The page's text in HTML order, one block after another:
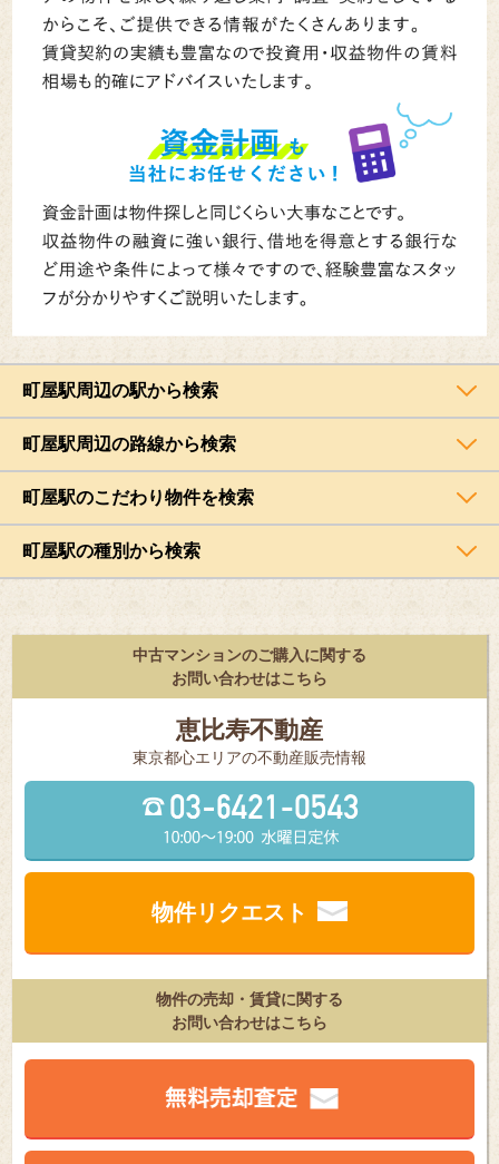
町屋駅周辺の駅から検索
町屋駅周辺の路線から検索
町屋駅のこだわり物件を検索
町屋駅の種別から検索
中古マンションのご購入に関する
お問い合わせはこちら
恵比寿不動産
東京都⼼エリアの不動産販売情報
物件リクエスト
物件の売却・賃貸に関する
お問い合わせはこちら